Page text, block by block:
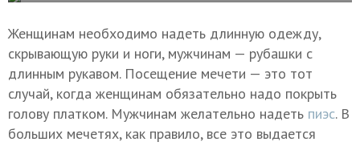
Женщинам необходимо надеть длинную одежду,
скрывающую руки и ноги, мужчинам — рубашки с
длинным рукавом. Посещение мечети — это тот
случай, когда женщинам обязательно надо покрыть
голову платком. Мужчинам желательно надеть пиэс. В
больших мечетях, как правило, все это выдается